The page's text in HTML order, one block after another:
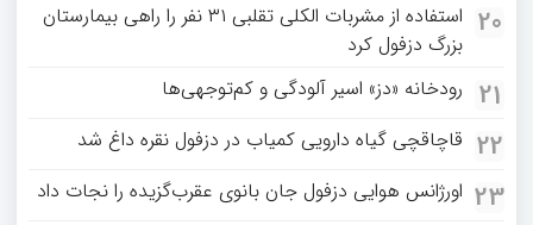
20
استفاده از مشربات الکلی تقلبی ۳۱ نفر را راهی بیمارستان
بزرگ دزفول کرد
21 رودخانه «دز» اسیر آلودگی و کم‌توجهی‌ها
22 قاچاقچی گیاه دارویی کمیاب در دزفول نقره داغ شد
23 اورژانس هوایی دزفول جان بانوی عقرب‌گزیده را نجات داد